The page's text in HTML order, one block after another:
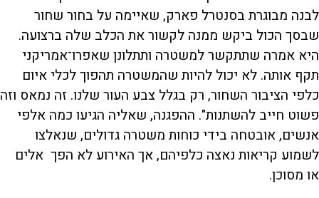
לבנה מבוגרת בסנטרל פארק, שאיימה על בחור שחור
שבסך הכול ביקש ממנה לקשור את הכלב שלה ברצועה.
היא אמרה שתתקשר למשטרה ותתלונן שאפרו־אמריקני
תקף אותה. לא יכול להיות שהמשטרה תהפוך לכלי איום
כלפי הציבור השחור, רק בגלל צבע העור שלנו. זה נמאס וזה
פשוט חייב להשתנות". ההפגנה, שאליה הגיעו כמה אלפי
אנשים, אובטחה בידי כוחות משטרה גדולים, שנאלצו
לשמוע קריאות נאצה כלפיהם, אך האירוע לא הפך אלים
או מסוכן.